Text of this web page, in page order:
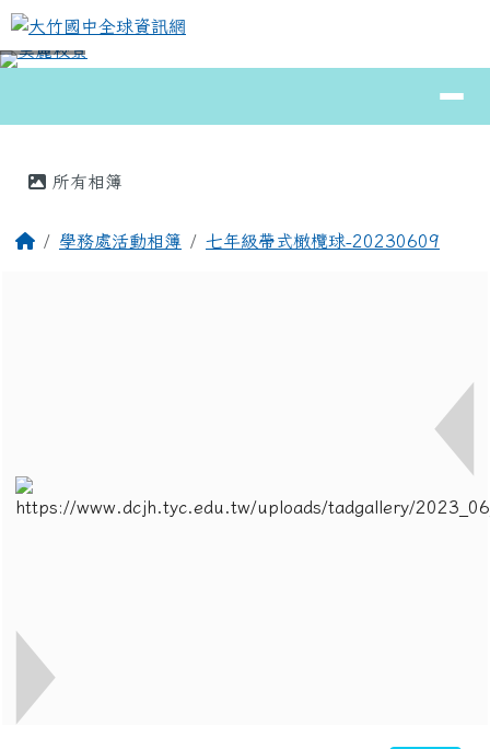
跳至主內容區
大竹國中全球資訊網
⏸
所有相簿
回首頁學務處活動相簿 七年級帶式橄欖球-20230609